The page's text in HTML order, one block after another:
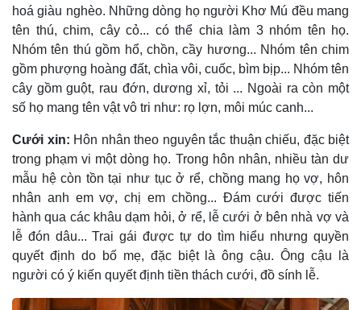
hoá giàu nghèo. Những dòng họ người Khơ Mú đều mang
tên thú, chim, cây cỏ... có thể chia làm 3 nhóm tên họ.
Nhóm tên thú gồm hổ, chồn, cầy hương... Nhóm tên chim
gồm phượng hoàng đất, chìa vôi, cuốc, bìm bịp... Nhóm tên
cây gồm guột, rau đớn, dương xỉ, tỏi ... Ngoài ra còn một
số họ mang tên vật vô tri như: rọ lợn, môi múc canh...
Cưới xin: Hôn nhân theo nguyên tắc thuận chiếu, đặc biệt
trong phạm vi một dòng họ. Trong hôn nhân, nhiều tàn dư
mẫu hệ còn tồn tại như tục ở rể, chồng mang họ vợ, hôn
nhân anh em vợ, chị em chồng... Ðám cưới được tiến
hành qua các khâu dạm hỏi, ở rể, lễ cưới ở bên nhà vợ và
lễ đón dâu... Trai gái được tự do tìm hiểu nhưng quyền
quyết định do bố mẹ, đặc biệt là ông cậu. Ông cậu là
người có ý kiến quyết định tiền thách cưới, đồ sính lễ.